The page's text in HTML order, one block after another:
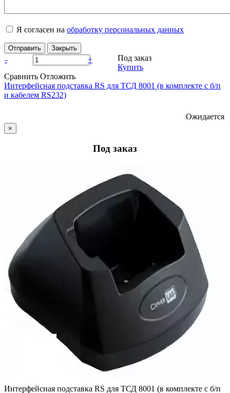
Я согласен на обработку персональных данных
Отправить Закрыть
- +
Под заказ
Купить
Сравнить Отложить
Интерфейсная подставка RS для ТСД 8001 (в комплекте с б/п
и кабелем RS232)
Ожидается
×
Под заказ
Интерфейсная подставка RS для ТСД 8001 (в комплекте с б/п